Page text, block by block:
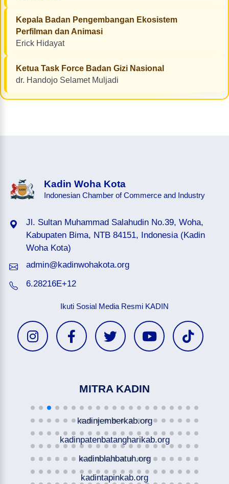
Kepala Badan Pengembangan Ekosistem
Perfilman dan Animasi
Erick Hidayat
Ketua Task Force Badan Gizi Nasional
dr. Handojo Selamet Muljadi
Kadin Woha Kota
Indonesian Chamber of Commerce and Industry
Jl. Sultan Muhammad Salahudin No.39, Woha,
Kabupaten Bima, NTB 84151, Indonesia (Kadin
Woha Kota)
admin@kadinwohakota.org
6.28216E+12
Ikuti Sosial Media Resmi KADIN
MITRA KADIN
kadinjemberkab.org
kadinpatenbatangharikab.org
kadinblahbatuh.org
kadintapinkab.org